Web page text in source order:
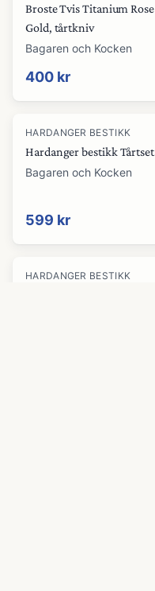
Broste Tvis Titanium Rose
Gold, tårtkniv
Bagaren och Kocken
400 kr
HARDANGER BESTIKK
Hardanger bestikk Tårtset
Bagaren och Kocken
599 kr
HARDANGER BESTIKK